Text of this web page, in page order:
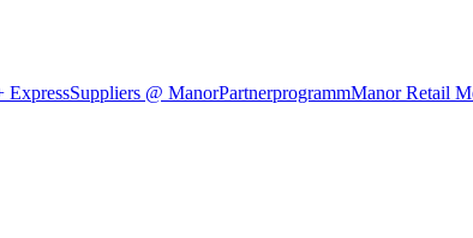
ExpressSuppliers @ ManorPartnerprogrammManor Retail